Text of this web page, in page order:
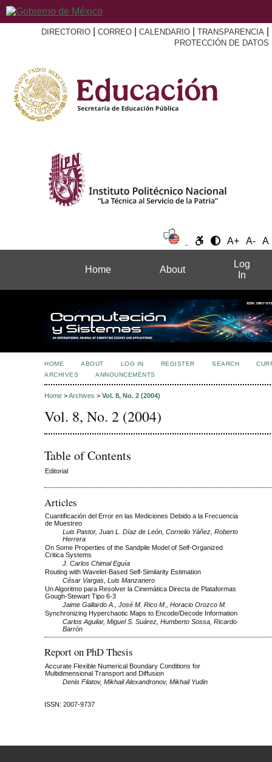
DIRECTORIO CORREO CALENDARIO TRANSPARENCIA
PROTECCIÓN DE DATOS
A+ A- A
Home About
Log
In
HOME ABOUT LOG IN REGISTER SEARCH
ARCHIVES
ANNOUNCEMENTS
Home >Archives > Vol. 8, No. 2 (2004)
Vol. 8, No. 2 (2004)
Table of Contents
Editorial
Articles
Cuantificación del Error en las Mediciones Debido a la Frecuencia
de Muestreo
Luis Pastor, Juan L. Díaz de León, Cornelio Yáñez, Roberto
Herrera
On Some Properties of the Sandpile Model of Self-Organized
Critica Systems
J. Carlos Chimal Eguía
Routing with Wavelet-Based Self-Similarity Estimation
César Vargas, Luis Manzanero
Un Algoritmo para Resolver la Cinemática Directa de Plataformas
Gough-Stewart Tipo 6-3
Jaime Gallardo A., José M. Rico M., Horacio Orozco M.
Synchronizing Hyperchaotic Maps to Encode/Decode Information
Carlos Aguilar, Miguel S. Suárez, Humberto Sossa, Ricardo
Barrón
Report on PhD Thesis
Accurate Flexible Numerical Boundary Conditions for
Multidimensional Transport and Diffusion
Denis Filatov, Mikhail Alexandronov, Mikhail Yudin
ISSN: 2007-9737